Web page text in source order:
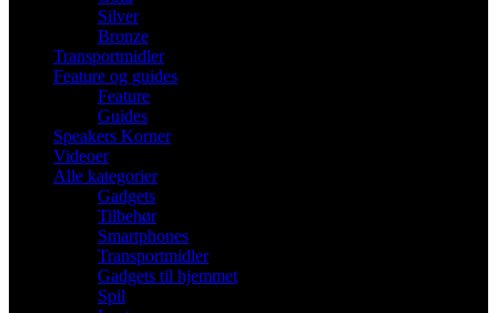
Silver
Bronze
Transportmidler
Feature og guides
Feature
Guides
Speakers Korner
Videoer
Alle kategorier
Gadgets
Tilbehør
Smartphones
Transportmidler
Gadgets til hjemmet
Spil